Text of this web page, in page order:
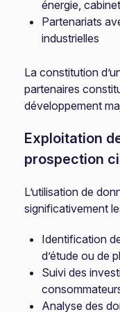
énergie,
Partenariats
industrielles
La constitution
partenaires
développement
Exploitation
prospection
L’utilisation de
significativement
Identification
d’étude ou de
Suivi des
Analyse des